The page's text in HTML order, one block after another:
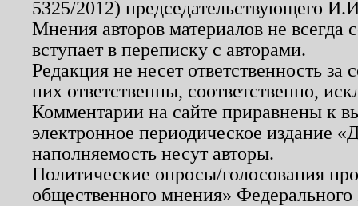
5325/2012) председательствующего
Мнения авторов материалов не
вступает в переписку с авторами.
Редакция не несет ответственность
них ответственны, соответственно,
Комментарии на сайте приравнены к
электронное периодическое издание
наполняемость несут авторы.
Политические опросы/голосования
общественного мнения»